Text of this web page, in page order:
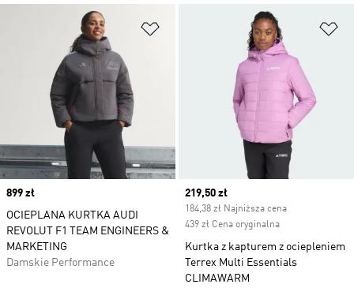
Dodaj do listy życzeń
Price
899 zł
OCIEPLANA KURTKA AUDI
REVOLUT F1 TEAM ENGINEERS &
MARKETING
Damskie Performance
Current price
219,50 zł
184,38 zł Najniższa cena
439 zł Cena oryginalna
Kurtka z kapturem z ociepleniem
Terrex Multi Essentials
CLIMAWARM